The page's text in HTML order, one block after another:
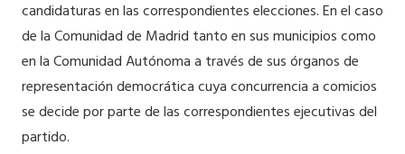
candidaturas en las correspondientes elecciones. En el caso
de la Comunidad de Madrid tanto en sus municipios como
en la Comunidad Autónoma a través de sus órganos de
representación democrática cuya concurrencia a comicios
se decide por parte de las correspondientes ejecutivas del
partido.